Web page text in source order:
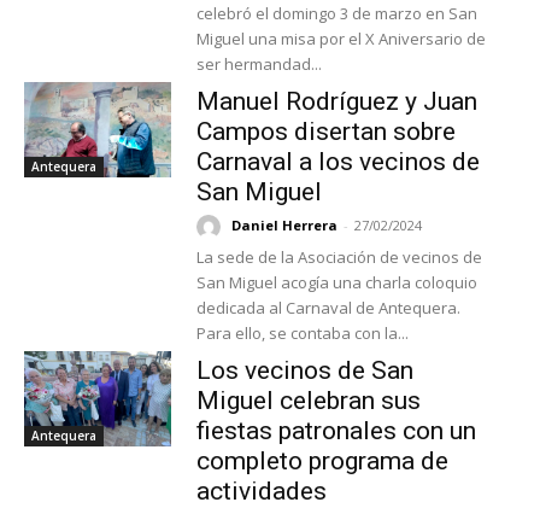
celebró el domingo 3 de marzo en San
Miguel una misa por el X Aniversario de
ser hermandad...
Antequera
Manuel Rodríguez y Juan
Campos disertan sobre
Carnaval a los vecinos de
San Miguel
Daniel Herrera - 27/02/2024
La sede de la Asociación de vecinos de
San Miguel acogía una charla coloquio
dedicada al Carnaval de Antequera.
Para ello, se contaba con la...
Antequera
Los vecinos de San
Miguel celebran sus
fiestas patronales con un
completo programa de
actividades